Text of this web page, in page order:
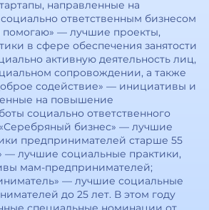
направленные на
ответственным бизнесом
помогаю» — лучшие проекты,
в сфере обеспечения занятости
активную деятельность лиц,
сопровождении, а также
содействие» — инициативы и
на повышение
социально ответственного
бизнес» — лучшие
предпринимателей старше 55
— лучшие социальные практики,
мам-предпринимателей;
— лучшие социальные
до 25 лет. В этом году